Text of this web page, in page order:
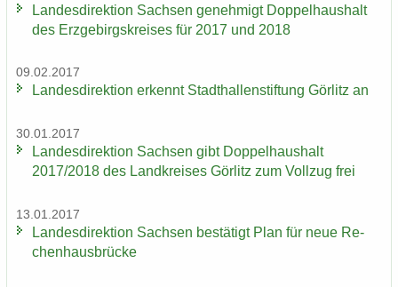
Lan­des­di­rek­ti­on Sach­sen ge­neh­migt Dop­pel­haus­halt
des Erz­ge­birgs­krei­ses für 2017 und 2018
09.02.2017
Lan­des­di­rek­ti­on er­kennt Stadt­hal­len­stif­tung Gör­litz an
30.01.2017
Lan­des­di­rek­ti­on Sach­sen gibt Dop­pel­haus­halt
2017/2018 des Land­krei­ses Gör­litz zum Voll­zug frei
13.01.2017
Lan­des­di­rek­ti­on Sach­sen be­stä­tigt Plan für neue Re­
chen­haus­brü­cke